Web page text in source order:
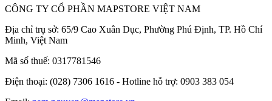
CÔNG TY CỔ PHẦN MAPSTORE VIỆT NAM
Địa chỉ trụ sở: 65/9 Cao Xuân Dục, Phường Phú Định, TP. Hồ Chí
Minh, Việt Nam
Mã số thuế: 0317781546
Điện thoại: (028) 7306 1616 - Hotline hỗ trợ: 0903 383 054